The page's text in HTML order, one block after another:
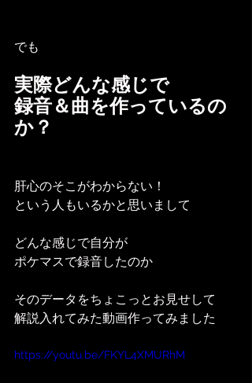
でも
実際どんな感じで
録音＆曲を作っているの
か？
肝心のそこがわからない！
という人もいるかと思いまして
どんな感じで自分が
ポケマスで録音したのか
そのデータをちょこっとお見せして
解説入れてみた動画作ってみました
https://youtu.be/FKYL4XMURhM